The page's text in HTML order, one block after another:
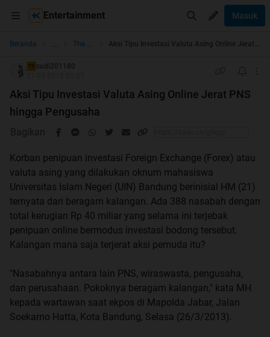
Entertainment Masuk
Beranda ... The Lounge
TS sudi201180
Aksi Tipu Investasi Valuta Asing Online Jerat PNS
hingga Pengusaha
Bagikan
Korban penipuan investasi Foreign Exchange (Forex) atau
valuta asing yang dilakukan oknum mahasiswa
Universitas Islam Negeri (UIN) Bandung berinisial HM (21)
ternyata dari beragam kalangan. Ada 388 nasabah dengan
total kerugian Rp 40 miliar yang selama ini terjebak
penipuan online bermodus investasi bodong tersebut.
Kalangan mana saja terjerat aksi pemuda itu?
"Nasabahnya antara lain PNS, wiraswasta, pengusaha,
dan perusahaan. Pokoknya beragam kalangan," kata MH
kepada wartawan saat ekpos di Mapolda Jabar, Jalan
Soekarno Hatta, Kota Bandung, Selasa (26/3/2013).